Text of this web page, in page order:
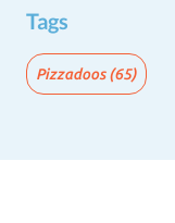
Tags
Pizzadoos(65)